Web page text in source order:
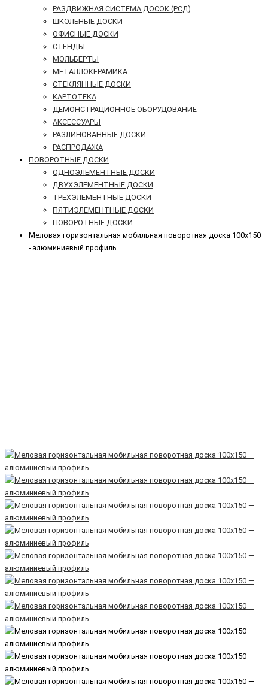
РАЗДВИЖНАЯ СИСТЕМА ДОСОК (РСД)
ШКОЛЬНЫЕ ДОСКИ
ОФИСНЫЕ ДОСКИ
СТЕНДЫ
МОЛЬБЕРТЫ
МЕТАЛЛОКЕРАМИКА
СТЕКЛЯННЫЕ ДОСКИ
КАРТОТЕКА
ДЕМОНСТРАЦИОННОЕ ОБОРУДОВАНИЕ
АКСЕССУАРЫ
РАЗЛИНОВАННЫЕ ДОСКИ
РАСПРОДАЖА
ПОВОРОТНЫЕ ДОСКИ
ОДНОЭЛЕМЕНТНЫЕ ДОСКИ
ДВУХЭЛЕМЕНТНЫЕ ДОСКИ
ТРЕХЭЛЕМЕНТНЫЕ ДОСКИ
ПЯТИЭЛЕМЕНТНЫЕ ДОСКИ
ПОВОРОТНЫЕ ДОСКИ
Меловая горизонтальная мобильная поворотная доска 100х150
- алюминиевый профиль